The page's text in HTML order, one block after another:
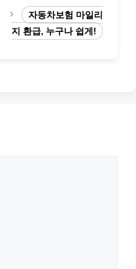
자동차보험 마일리
지 환급, 누구나 쉽게!